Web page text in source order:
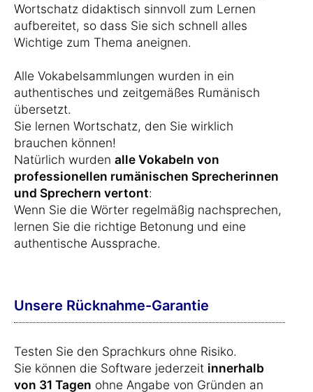
Wortschatz didaktisch sinnvoll zum Lernen
aufbereitet, so dass Sie sich schnell alles
Wichtige zum Thema aneignen.
Alle Vokabelsammlungen wurden in ein
authentisches und zeitgemäßes Rumänisch
übersetzt.
Sie lernen Wortschatz, den Sie wirklich
brauchen können!
Natürlich wurden alle Vokabeln von
professionellen rumänischen Sprecherinnen
und Sprechern vertont:
Wenn Sie die Wörter regelmäßig nachsprechen,
lernen Sie die richtige Betonung und eine
authentische Aussprache.
Unsere Rücknahme-Garantie
Testen Sie den Sprachkurs ohne Risiko.
Sie können die Software jederzeit innerhalb
von 31 Tagen ohne Angabe von Gründen an